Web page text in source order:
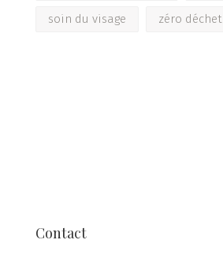
soin du visage zéro déchet
Contact